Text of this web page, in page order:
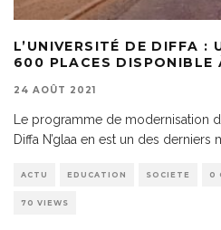
L’UNIVERSITÉ DE DIFFA :
600 PLACES DISPONIBLE
24 AOÛT 2021
Le programme de modernisation
Diffa N’glaa en est un des derniers
ACTU EDUCATION SOCIETE 0
70 VIEWS